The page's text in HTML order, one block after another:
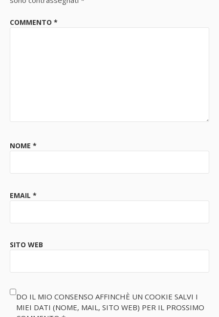
COMMENTO *
NOME *
EMAIL *
SITO WEB
DO IL MIO CONSENSO AFFINCHÈ UN COOKIE SALVI I
MIEI DATI (NOME, MAIL, SITO WEB) PER IL PROSSIMO